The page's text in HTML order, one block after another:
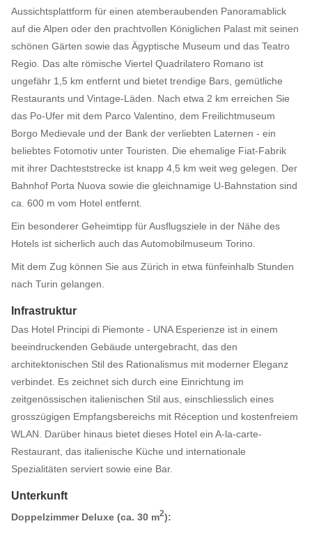
Aussichtsplattform für einen atemberaubenden Panoramablick
auf die Alpen oder den prachtvollen Königlichen Palast mit seinen
schönen Gärten sowie das Ägyptische Museum und das Teatro
Regio. Das alte römische Viertel Quadrilatero Romano ist
ungefähr 1,5 km entfernt und bietet trendige Bars, gemütliche
Restaurants und Vintage-Läden. Nach etwa 2 km erreichen Sie
das Po-Ufer mit dem Parco Valentino, dem Freilichtmuseum
Borgo Medievale und der Bank der verliebten Laternen - ein
beliebtes Fotomotiv unter Touristen. Die ehemalige Fiat-Fabrik
mit ihrer Dachteststrecke ist knapp 4,5 km weit weg gelegen. Der
Bahnhof Porta Nuova sowie die gleichnamige U-Bahnstation sind
ca. 600 m vom Hotel entfernt.
Ein besonderer Geheimtipp für Ausflugsziele in der Nähe des
Hotels ist sicherlich auch das Automobilmuseum Torino.
Mit dem Zug können Sie aus Zürich in etwa fünfeinhalb Stunden
nach Turin gelangen.
Infrastruktur
Das Hotel Principi di Piemonte - UNA Esperienze ist in einem
beeindruckenden Gebäude untergebracht, das den
architektonischen Stil des Rationalismus mit moderner Eleganz
verbindet. Es zeichnet sich durch eine Einrichtung im
zeitgenössischen italienischen Stil aus, einschliesslich eines
grosszügigen Empfangsbereichs mit Réception und kostenfreiem
WLAN. Darüber hinaus bietet dieses Hotel ein A-la-carte-
Restaurant, das italienische Küche und internationale
Spezialitäten serviert sowie eine Bar.
Unterkunft
Doppelzimmer Deluxe (ca. 30 m2):